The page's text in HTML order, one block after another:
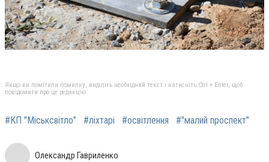
Якщо ви помітили помилку, виділіть необхідний текст і натисніть Ctrl + Enter, щоб
повідомити про це редакцію
#КП "Міськсвітло" #ліхтарі #освітлення #"малий проспект"
Олександр Гавриленко